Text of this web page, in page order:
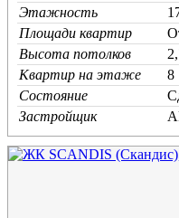
Этажность
Площади квартир
Высота потолков
Квартир на этаже
8
Состояние
Застройщик